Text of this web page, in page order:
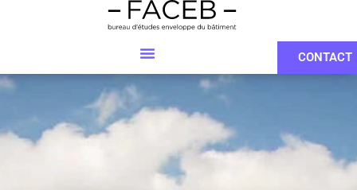
CONTACT